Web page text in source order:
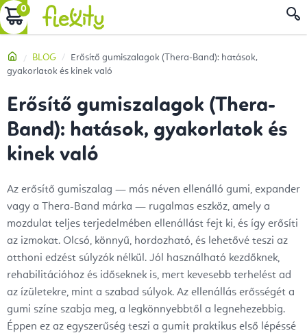
Ugrás
a
tartalomhoz
KOSÁR
Kezdőlap
BLOG
Erősítő gumiszalagok (Thera-Band): hatások,
gyakorlatok és kinek való
Erősítő gumiszalagok (Thera-
Band): hatások, gyakorlatok és
kinek való
Az erősítő gumiszalag — más néven ellenálló gumi, expander
vagy a Thera-Band márka — rugalmas eszköz, amely a
mozdulat teljes terjedelmében ellenállást fejt ki, és így erősíti
az izmokat. Olcsó, könnyű, hordozható, és lehetővé teszi az
otthoni edzést súlyzók nélkül. Jól használható kezdőknek,
rehabilitációhoz és időseknek is, mert kevesebb terhelést ad
az ízületekre, mint a szabad súlyok. Az ellenállás erősségét a
gumi színe szabja meg, a legkönnyebbtől a legnehezebbig.
Éppen ez az egyszerűség teszi a gumit praktikus első lépéssé